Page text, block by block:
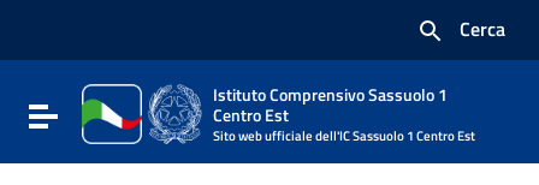
Vai al footer
Cerca
Attiva / disattiva la navigazione
Istituto Comprensivo Sassuolo 1
Centro Est
Sito web ufficiale dell'IC Sassuolo 1 Centro Est